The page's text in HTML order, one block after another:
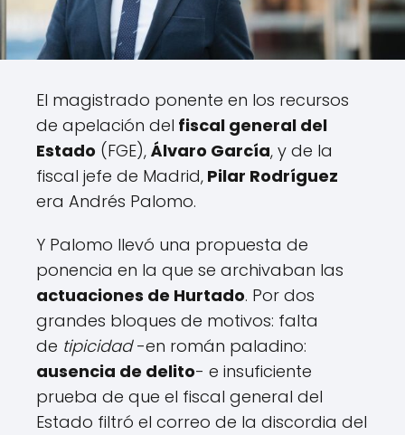
El magistrado ponente en los recursos
de apelación del fiscal general del
Estado (FGE), Álvaro García, y de la
fiscal jefe de Madrid, Pilar Rodríguez
era Andrés Palomo.
Y Palomo llevó una propuesta de
ponencia en la que se archivaban las
actuaciones de Hurtado. Por dos
grandes bloques de motivos: falta
de tipicidad-en román paladino:
ausencia de delito- e insuficiente
prueba de que el fiscal general del
Estado filtró el correo de la discordia del